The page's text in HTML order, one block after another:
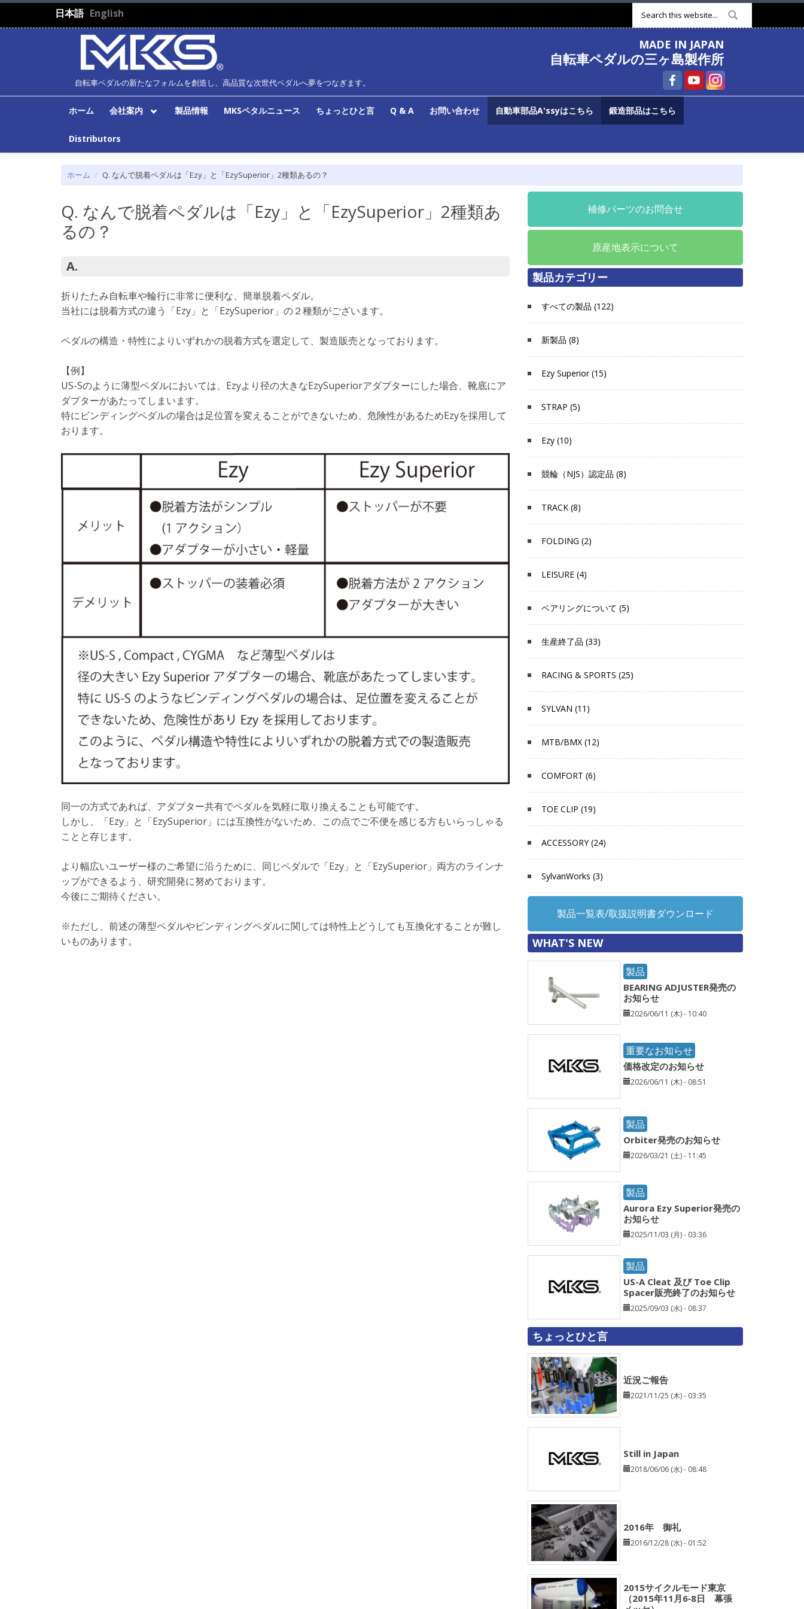
メインコンテンツに移動
日本語 English 検索フォーム
MADE IN JAPAN
自転車ペダルの三ヶ島製作所
自転車ペダルの新たなフォルムを創造し、高品質な次世代ペダルへ夢をつなぎます。
ホーム 会社案内 製品情報 MKSペタルニュース ちょっとひと言 Q & A お問い合わせ 自動車部品A'ssyはこちら 鍛造部品はこちら
Distributors
ホーム Q. なんで脱着ペダルは「Ezy」と「EzySuperior」2種類あるの？
Q. なんで脱着ペダルは「Ezy」と「EzySuperior」2種類あ
るの？
A.
折りたたみ自転車や輪行に非常に便利な、簡単脱着ペダル。
当社には脱着方式の違う「Ezy」と「EzySuperior」の２種類がございます。
ペダルの構造・特性によりいずれかの脱着方式を選定して、製造販売となっております。
【例】
US-Sのように薄型ペダルにおいては、Ezyより径の大きなEzySuperiorアダプターにした場合、靴底にア
ダプターがあたってしまいます。
特にビンディングペダルの場合は足位置を変えることができないため、危険性があるためEzyを採用して
おります。
同一の方式であれば、アダプター共有でペダルを気軽に取り換えることも可能です。
しかし、「Ezy」と「EzySuperior」には互換性がないため、この点でご不便を感じる方もいらっしゃる
ことと存じます。
より幅広いユーザー様のご希望に沿うために、同じペダルで「Ezy」と「EzySuperior」両方のラインナ
ップができるよう、研究開発に努めております。
今後にご期待ください。
※ただし、前述の薄型ペダルやビンディングペダルに関しては特性上どうしても互換化することが難し
いものあります。
補修パーツのお問合せ
原産地表示について
製品カテゴリー
すべての製品 (122)
新製品 (8)
Ezy Superior (15)
STRAP (5)
Ezy (10)
競輪（NJS）認定品 (8)
TRACK (8)
FOLDING (2)
LEISURE (4)
ベアリングについて (5)
生産終了品 (33)
RACING & SPORTS (25)
SYLVAN (11)
MTB/BMX (12)
COMFORT (6)
TOE CLIP (19)
ACCESSORY (24)
SylvanWorks (3)
製品一覧表/取扱説明書ダウンロード
WHAT'S NEW
製品
BEARING ADJUSTER発売の
お知らせ
2026/06/11 (木) - 10:40
重要なお知らせ
価格改定のお知らせ
2026/06/11 (木) - 08:51
製品
Orbiter発売のお知らせ
2026/03/21 (土) - 11:45
製品
Aurora Ezy Superior発売の
お知らせ
2025/11/03 (月) - 03:36
製品
US-A Cleat 及び Toe Clip
Spacer販売終了のお知らせ
2025/09/03 (水) - 08:37
ちょっとひと言
近況ご報告
2021/11/25 (木) - 03:35
Still in Japan
2018/06/06 (水) - 08:48
2016年 御礼
2016/12/28 (水) - 01:52
2015サイクルモード東京
（2015年11月6‐8日 幕張